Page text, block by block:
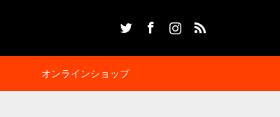
オンラインショップ